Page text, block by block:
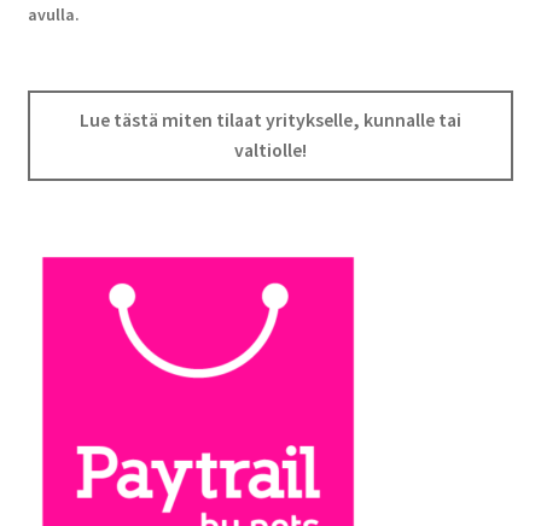
avulla.
Lue tästä miten tilaat yritykselle, kunnalle tai
valtiolle!